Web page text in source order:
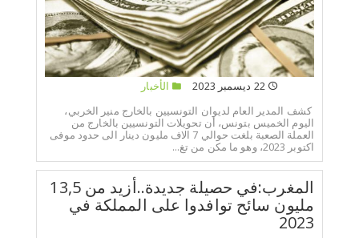
22 ديسمبر 2023
الأخبار
كشف المدير العام لديوان التونسيين بالخارج منير الخربي،
اليوم الخميس بتونس، أن تحويلات التونسيين بالخارج من
العملة الصعبة بلغت حوالي 7 الاف مليون دينار الى حدود موفى
اكتوبر 2023، وهو ما مكن من تغ...
المغرب:في حصيلة جديدة..أزيد من 13,5
مليون سائح توافدوا على المملكة في
2023